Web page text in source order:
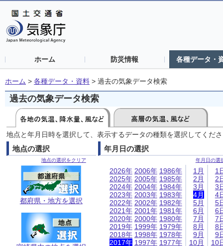
ホーム 防災情報 各種データ・
ホーム > 各種データ・資料 > 過去の気象データ検索
過去の気象データ検索
地点と年月日時を選択して、表示するデータの種類を選択してくだ
地点の選択
地点の選択をクリア
都府県・地方を選択
年月日の選択
年月日の選
2026年
2025年
2024年
2023年
2022年
2021年
2020年
2019年
2018年
2017年
2006年
2005年
2004年
2003年
2002年
2001年
2000年
1999年
1998年
1997年
1986年
1985年
1984年
1983年
1982年
1981年
1980年
1979年
1978年
1977年
1月
2月
3月
4月
5月
6月
7月
8月
9月
10月
1
2
3
4
5
6
7
8
9
10